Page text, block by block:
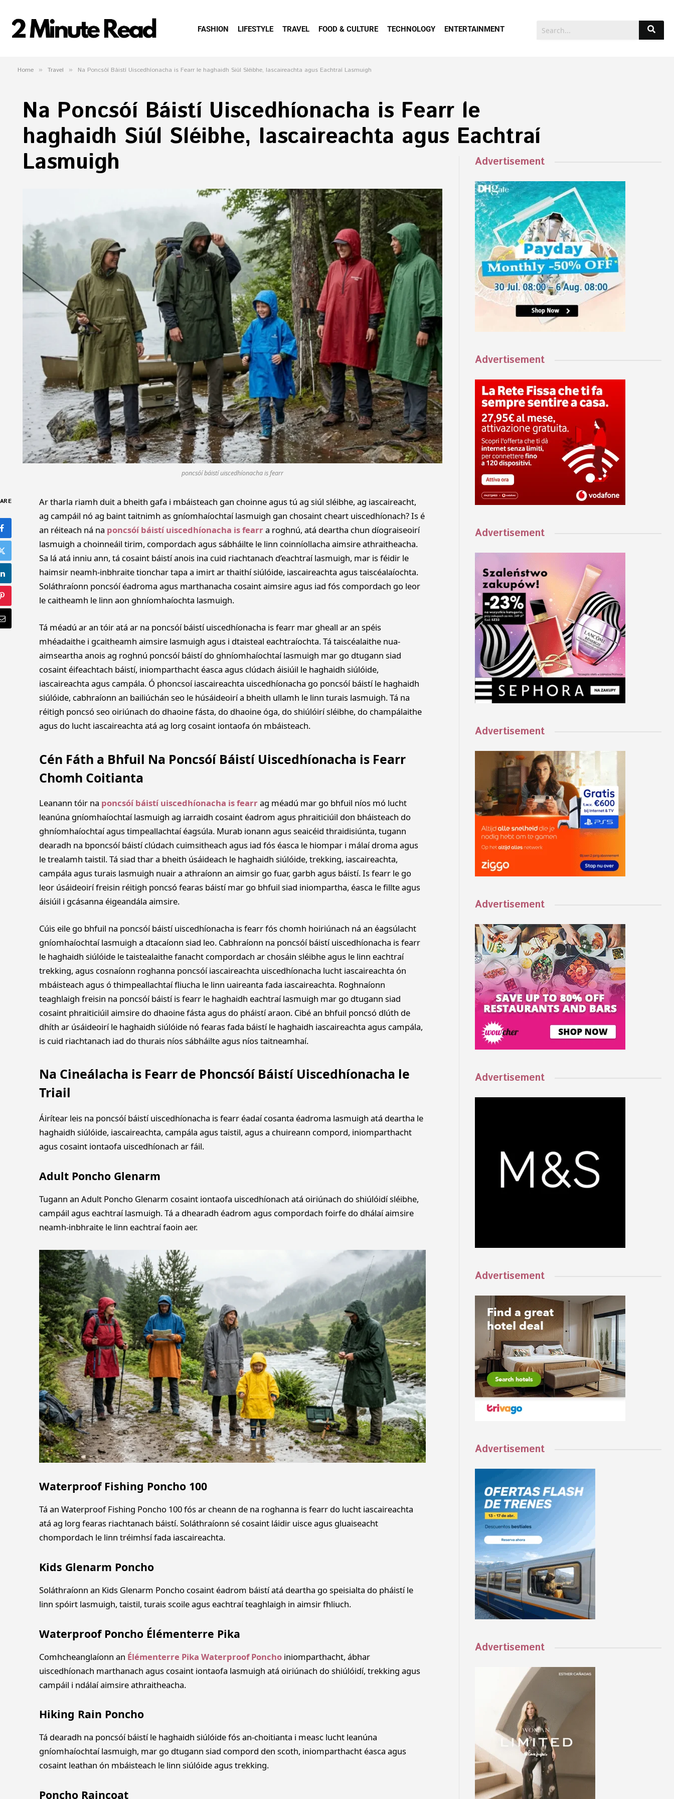
FASHION LIFESTYLE TRAVEL FOOD & CULTURE TECHNOLOGY ENTERTAINMENT
Home » Travel » Na Poncsóí Báistí Uiscedhíonacha is Fearr le haghaidh Siúl Sléibhe, Iascaireachta agus Eachtraí Lasmuigh
Na Poncsóí Báistí Uiscedhíonacha is Fearr le
haghaidh Siúl Sléibhe, Iascaireachta agus Eachtraí
Lasmuigh
poncsóí báistí uiscedhíonacha is fearr
Ar tharla riamh duit a bheith gafa i mbáisteach gan choinne agus tú ag siúl sléibhe, ag iascaireacht,
ag campáil nó ag baint taitnimh as gníomhaíochtaí lasmuigh gan chosaint cheart uiscedhíonach? Is é
an réiteach ná na poncsóí báistí uiscedhíonacha is fearr a roghnú, atá deartha chun díograiseoirí
lasmuigh a choinneáil tirim, compordach agus sábháilte le linn coinníollacha aimsire athraitheacha.
Sa lá atá inniu ann, tá cosaint báistí anois ina cuid riachtanach d’eachtraí lasmuigh, mar is féidir le
haimsir neamh-inbhraite tionchar tapa a imirt ar thaithí siúlóide, iascaireachta agus taiscéalaíochta.
Soláthraíonn poncsóí éadroma agus marthanacha cosaint aimsire agus iad fós compordach go leor
le caitheamh le linn aon ghníomhaíochta lasmuigh.
Tá méadú ar an tóir atá ar na poncsóí báistí uiscedhíonacha is fearr mar gheall ar an spéis
mhéadaithe i gcaitheamh aimsire lasmuigh agus i dtaisteal eachtraíochta. Tá taiscéalaithe nua-
aimseartha anois ag roghnú poncsóí báistí do ghníomhaíochtaí lasmuigh mar go dtugann siad
cosaint éifeachtach báistí, iniomparthacht éasca agus clúdach áisiúil le haghaidh siúlóide,
iascaireachta agus campála. Ó phoncsoí iascaireachta uiscedhíonacha go poncsóí báistí le haghaidh
siúlóide, cabhraíonn an bailiúchán seo le húsáideoirí a bheith ullamh le linn turais lasmuigh. Tá na
réitigh poncsó seo oiriúnach do dhaoine fásta, do dhaoine óga, do shiúlóirí sléibhe, do champálaithe
agus do lucht iascaireachta atá ag lorg cosaint iontaofa ón mbáisteach.
Cén Fáth a Bhfuil Na Poncsóí Báistí Uiscedhíonacha is Fearr
Chomh Coitianta
Leanann tóir na poncsóí báistí uiscedhíonacha is fearr ag méadú mar go bhfuil níos mó lucht
leanúna gníomhaíochtaí lasmuigh ag iarraidh cosaint éadrom agus phraiticiúil don bháisteach do
ghníomhaíochtaí agus timpeallachtaí éagsúla. Murab ionann agus seaicéid thraidisiúnta, tugann
dearadh na bponcsóí báistí clúdach cuimsitheach agus iad fós éasca le hiompar i málaí droma agus
le trealamh taistil. Tá siad thar a bheith úsáideach le haghaidh siúlóide, trekking, iascaireachta,
campála agus turais lasmuigh nuair a athraíonn an aimsir go fuar, garbh agus báistí. Is fearr le go
leor úsáideoirí freisin réitigh poncsó fearas báistí mar go bhfuil siad iniompartha, éasca le fillte agus
áisiúil i gcásanna éigeandála aimsire.
Cúis eile go bhfuil na poncsóí báistí uiscedhíonacha is fearr fós chomh hoiriúnach ná an éagsúlacht
gníomhaíochtaí lasmuigh a dtacaíonn siad leo. Cabhraíonn na poncsóí báistí uiscedhíonacha is fearr
le haghaidh siúlóide le taistealaithe fanacht compordach ar chosáin sléibhe agus le linn eachtraí
trekking, agus cosnaíonn roghanna poncsóí iascaireachta uiscedhíonacha lucht iascaireachta ón
mbáisteach agus ó thimpeallachtaí fliucha le linn uaireanta fada iascaireachta. Roghnaíonn
teaghlaigh freisin na poncsóí báistí is fearr le haghaidh eachtraí lasmuigh mar go dtugann siad
cosaint phraiticiúil aimsire do dhaoine fásta agus do pháistí araon. Cibé an bhfuil poncsó dlúth de
dhíth ar úsáideoirí le haghaidh siúlóide nó fearas fada báistí le haghaidh iascaireachta agus campála,
is cuid riachtanach iad do thurais níos sábháilte agus níos taitneamhaí.
Na Cineálacha is Fearr de Phoncsóí Báistí Uiscedhíonacha le
Triail
Áirítear leis na poncsóí báistí uiscedhíonacha is fearr éadaí cosanta éadroma lasmuigh atá deartha le
haghaidh siúlóide, iascaireachta, campála agus taistil, agus a chuireann compord, iniomparthacht
agus cosaint iontaofa uiscedhíonach ar fáil.
Adult Poncho Glenarm
Tugann an Adult Poncho Glenarm cosaint iontaofa uiscedhíonach atá oiriúnach do shiúlóidí sléibhe,
campáil agus eachtraí lasmuigh. Tá a dhearadh éadrom agus compordach foirfe do dhálaí aimsire
neamh-inbhraite le linn eachtraí faoin aer.
Waterproof Fishing Poncho 100
Tá an Waterproof Fishing Poncho 100 fós ar cheann de na roghanna is fearr do lucht iascaireachta
atá ag lorg fearas riachtanach báistí. Soláthraíonn sé cosaint láidir uisce agus gluaiseacht
chompordach le linn tréimhsí fada iascaireachta.
Kids Glenarm Poncho
Soláthraíonn an Kids Glenarm Poncho cosaint éadrom báistí atá deartha go speisialta do pháistí le
linn spóirt lasmuigh, taistil, turais scoile agus eachtraí teaghlaigh in aimsir fhliuch.
Waterproof Poncho Élémenterre Pika
Comhcheanglaíonn an Élémenterre Pika Waterproof Ponchoiniomparthacht, ábhar
uiscedhíonach marthanach agus cosaint iontaofa lasmuigh atá oiriúnach do shiúlóidí, trekking agus
campáil i ndálaí aimsire athraitheacha.
Hiking Rain Poncho
Tá dearadh na poncsóí báistí le haghaidh siúlóide fós an-choitianta i measc lucht leanúna
gníomhaíochtaí lasmuigh, mar go dtugann siad compord den scoth, iniomparthacht éasca agus
cosaint leathan ón mbáisteach le linn siúlóide agus trekking.
Poncho Raincoat
Advertisement
Advertisement
Advertisement
Advertisement
Advertisement
Advertisement
Advertisement
Advertisement
Advertisement